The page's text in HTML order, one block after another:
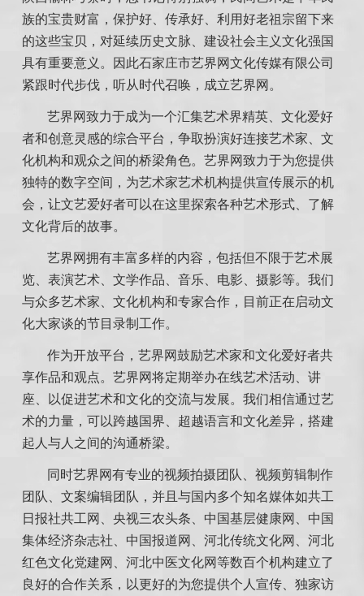
族的宝贵财富，保护好、传承好、利用好老祖宗留下来
的这些宝贝，对延续历史文脉、建设社会主义文化强国
具有重要意义。
因此石家庄市艺界网文化传媒有限公司
紧跟时代步伐， 听从时代召唤， 成立艺界网 。
艺界网致力于成为一个汇集艺术界精英、文化爱好
者和创意灵感的综合平台， 争取扮演好连接艺术家、文
化机构和观众之间的桥梁角色。 艺界网致力于为您提供
独特的数字空间， 为艺术家艺术机构提供宣传展示的机
会 ，让文艺爱好者可以在这里探索各种艺术形式、了解
文化背后的故事。
艺界网拥有丰富多样的内容，包括但不限于艺术展
览、表演艺术、文学作品、音乐、电影、摄影等。我们
与众多艺术家、文化机构和专家合作， 目前正在启动文
化大家谈的节目录制工作。
作为开放平台，艺界网鼓励艺术家和文化爱好者共
享作品和观点。艺界网将定期举办在线艺术活动、讲
座、以促进艺术和文化的交流与发展。我们相信通过艺
术的力量，可以跨越国界、超越语言和文化差异，搭建
起人与人之间的沟通桥梁。
同时艺界网有专业的视频拍摄团队
视频剪辑制作
团队
文案编辑团队 ， 并且与国内多个知名媒体如共工
日报社共工网
央视三农头条 中国基层健康网
中国
集体经济杂志社
中国报道网 河北传统文化网
河北
红色文化党建网
河北中医文化网等数百个机构建立了
良好的合作关系 ， 以更好的为您提供个人宣传、独家访